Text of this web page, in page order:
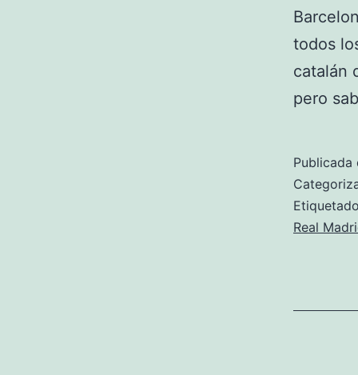
todos
catalán
pero
Publicada
Real